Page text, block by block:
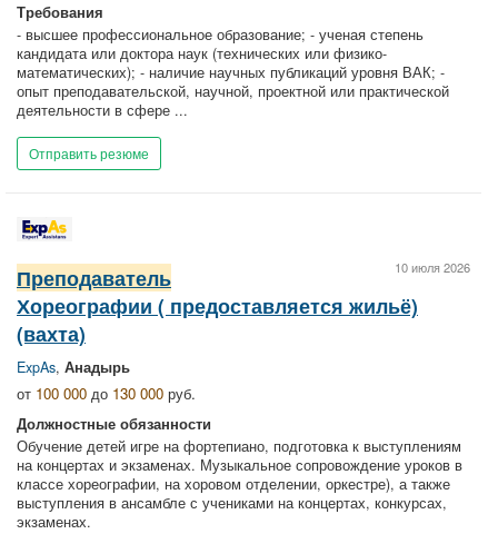
Требования
- высшее профессиональное образование; - ученая степень
кандидата или доктора наук (технических или физико-
математических); - наличие научных публикаций уровня ВАК; -
опыт преподавательской, научной, проектной или практической
деятельности в сфере ...
Отправить резюме
10 июля 2026
Преподаватель
Хореографии ( предоставляется жильё)
(вахта)
ExpAs, Анадырь
от 100 000 до 130 000 руб.
Должностные обязанности
Обучение детей игре на фортепиано, подготовка к выступлениям
на концертах и экзаменах. Музыкальное сопровождение уроков в
классе хореографии, на хоровом отделении, оркестре), а также
выступления в ансамбле с учениками на концертах, конкурсах,
экзаменах.